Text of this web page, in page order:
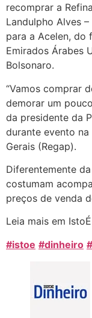
recomprar a
Landulpho Alves
para a Acelen, do
Emirados Árabes
Bolsonaro.
“Vamos comprar
demorar um
da presidente da
durante evento
Gerais (Regap).
Diferentemente
costumam
preços de venda
Leia mais em
#istoe #dinheiro